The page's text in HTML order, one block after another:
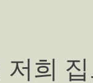
저희